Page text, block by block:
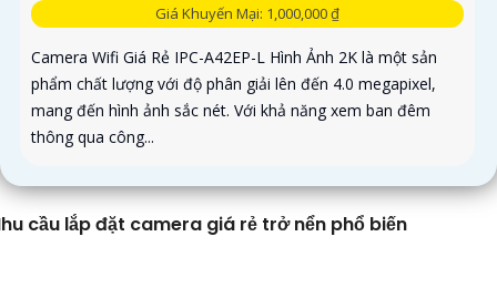
Giá Khuyến Mại: 1,000,000 ₫
Camera Wifi Giá Rẻ IPC-A42EP-L Hình Ảnh 2K là một sản
phẩm chất lượng với độ phân giải lên đến 4.0 megapixel,
mang đến hình ảnh sắc nét. Với khả năng xem ban đêm
thông qua công...
cầu lắp đặt camera giá rẻ trở nển phổ biến